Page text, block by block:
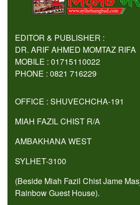
EDITOR & PUBLISHER :
DR. ARIF AHMED MOMTAZ RIFA
MOBILE : 01715110022
PHONE : 0821 716229
OFFICE : SHUVECHCHA-191
MIAH FAZIL CHIST R/A
AMBAKHANA WEST
SYLHET-3100
(Beside Miah Fazil Chist Jame
Rainbow Guest House).